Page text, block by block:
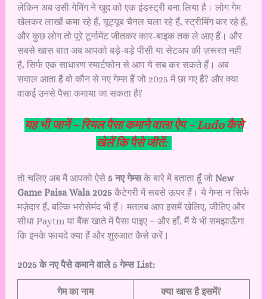
लेकिन अब उसी गेमिंग ने खुद को एक इंडस्ट्री बना लिया है। लोग गेम
खेलकर लाखों कमा रहे हैं, यूट्यूब चैनल चला रहे हैं, स्ट्रीमिंग कर रहे हैं,
और कुछ लोग तो पूरे टूर्नामेंट जीतकर कार-बाइक तक ले आए हैं। और
सबसे खास बात अब आपको बड़े-बड़े पीसी या सेटअप की ज़रूरत नहीं
है, सिर्फ एक साधारण स्मार्टफोन से आप ये सब कर सकते हैं। अब
सवाल आता है वो कौन से नए गेम्स हैं जो 2025 में छा गए हैं? और क्या
वाकई उनसे पैसा कमाया जा सकता है?
यह भी जानें –रियल पैसा कमाने वाला ऐप – Ludo कैसे
खेलें कि पैसे जीतें:
तो चलिए अब मैं आपको ऐसे 5 नए गेम्सके बारे में बताता हूँ जो New
Game Paisa Wala 2025कैटेगरी में सबसे ऊपर हैं। ये गेम्स न सिर्फ
मज़ेदार हैं, बल्कि भरोसेमंद भी हैं। मतलब आप इसमें खेलिए, जीतिए और
सीधा Paytm या बैंक खाते में पैसा पाइए – और हाँ, मैं ये भी समझाऊँगा
कि इनके फायदे क्या हैं और शुरुआत कैसे करें।
2025 के नए पैसे कमाने वाले 5 गेम्स List:
गेम का नाम क्या खास है इसमें?